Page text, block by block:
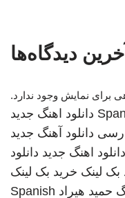
آخرین دیدگاه‌ها
برای نمایش وجود ندارد.
دانلود اهنگ جدید
دانلود آهنگ جدید
دانلود اهنگ جدید دانلود
بک لینک خرید بک لینک
حمید هیراد Spanish